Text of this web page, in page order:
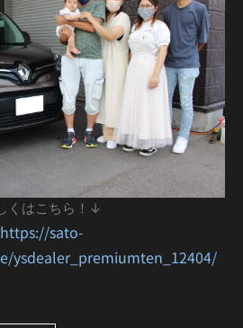
くはこちら！↓
https://sato-
ysdealer_premiumten_12404/